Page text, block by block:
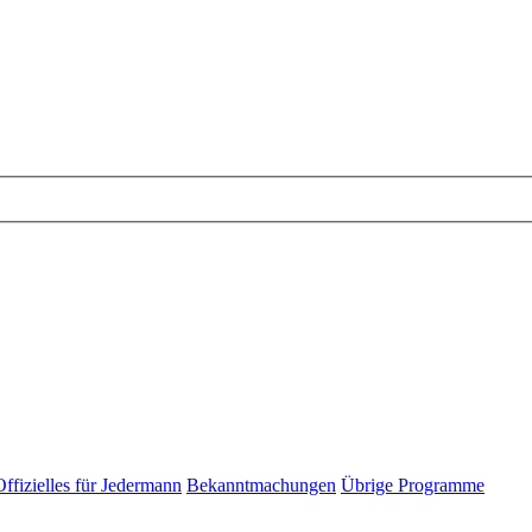
für Jedermann Bekanntmachungen Übrige Programme